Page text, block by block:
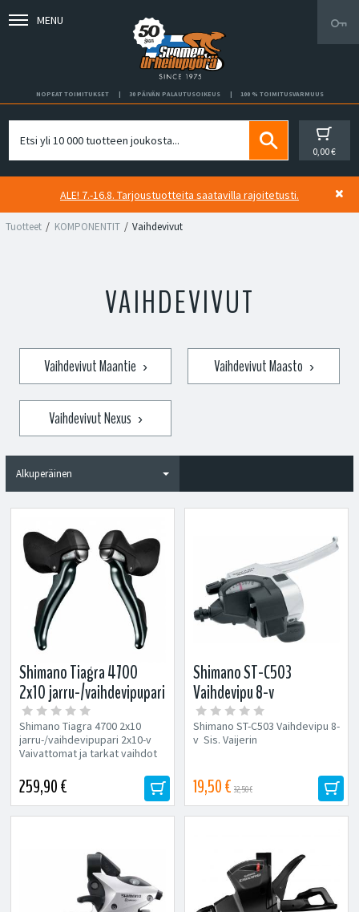
MENU
NOPEAT TOIMITUKSET 30 PÄIVÄN PALAUTUSOIKEUS 100 % TOIMITUSVARMUUS
0,00 €
ALE! 7.-16.8. Tarjoustuotteita saatavilla rajoitetusti.
Tuotteet KOMPONENTIT Vaihdevivut
VAIHDEVIVUT
Vaihdevivut Maantie › Vaihdevivut Maasto ›
Vaihdevivut Nexus ›
Shimano Tiagra 4700
2x10 jarru-/vaihdevipupari
Shimano Tiagra 4700 2x10
jarru-/vaihdevipupari 2x10-v
Vaivattomat ja tarkat vaihdot
systeemi...
259,90 €
Shimano ST-C503
Vaihdevipu 8-v
Shimano ST-C503 Vaihdevipu 8-
v Sis. Vaijerin
19,50 € 32,50 €